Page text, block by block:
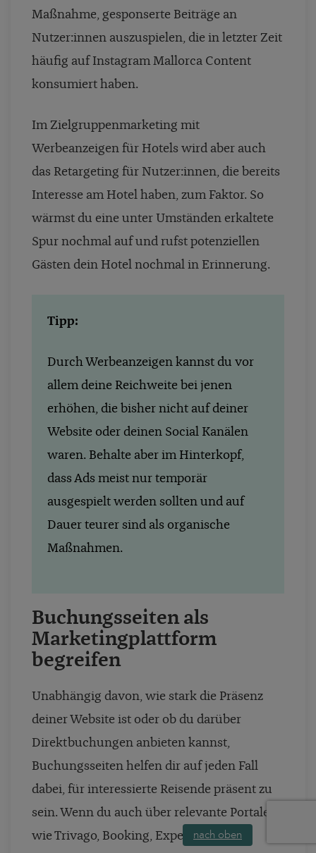
Maßnahme, gesponserte Beiträge an
Nutzer:innen auszuspielen, die in letzter Zeit
häufig auf Instagram Mallorca Content
konsumiert haben.
Im Zielgruppenmarketing mit
Werbeanzeigen für Hotels wird aber auch
das Retargeting für Nutzer:innen, die bereits
Interesse am Hotel haben, zum Faktor. So
wärmst du eine unter Umständen erkaltete
Spur nochmal auf und rufst potenziellen
Gästen dein Hotel nochmal in Erinnerung.
Tipp:
Durch Werbeanzeigen kannst du vor
allem deine Reichweite bei jenen
erhöhen, die bisher nicht auf deiner
Website oder deinen Social Kanälen
waren. Behalte aber im Hinterkopf,
dass Ads meist nur temporär
ausgespielt werden sollten und auf
Dauer teurer sind als organische
Maßnahmen.
Buchungsseiten als
Marketingplattform
begreifen
Unabhängig davon, wie stark die Präsenz
deiner Website ist oder ob du darüber
Direktbuchungen anbieten kannst,
Buchungsseiten helfen dir auf jeden Fall
dabei, für interessierte Reisende präsent zu
sein. Wenn du auch über relevante Portale
wie Trivago, Booking, Expedia und Co.
nach oben